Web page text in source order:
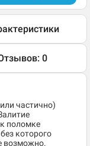
0
частично)
поломке
которого
возможно.